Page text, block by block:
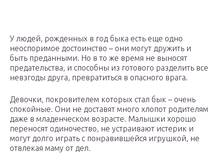
У людей, рожденных в год быка есть еще одно
неоспоримое достоинство – они могут дружить и
быть преданными. Но в то же время не выносят
предательства, и способны из готового разделить все
невзгоды друга, превратиться в опасного врага.
Девочки, покровителем которых стал бык – очень
спокойные. Они не доставят много хлопот родителям
даже в младенческом возрасте. Малышки хорошо
переносят одиночество, не устраивают истерик и
могут долго играть с понравившейся игрушкой, не
отвлекая маму от дел.